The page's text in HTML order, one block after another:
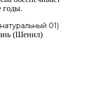
годы.
01)
(Шенил)